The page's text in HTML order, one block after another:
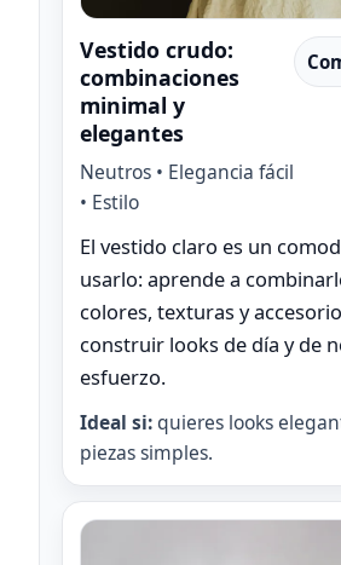
Vestido crudo:
combinaciones
minimal y
elegantes
Neutros • Elegancia fácil
• Estilo
El vestido claro es un
usarlo: aprende a
colores, texturas y
construir looks de día y de
esfuerzo.
Ideal si:quieres looks
piezas simples.